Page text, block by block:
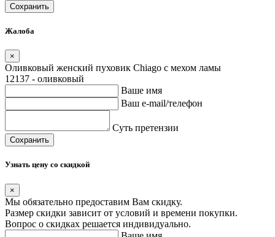
Сохранить
Жалоба
×
Оливковый женский пуховик Chiago с мехом ламы
12137 - оливковый
Ваше имя
Ваш e-mail/телефон
Суть претензии
Сохранить
Узнать цену со скидкой
×
Мы обязательно предоставим Вам скидку.
Размер скидки зависит от условий и времени покупки.
Вопрос о скидках решается индивидуально.